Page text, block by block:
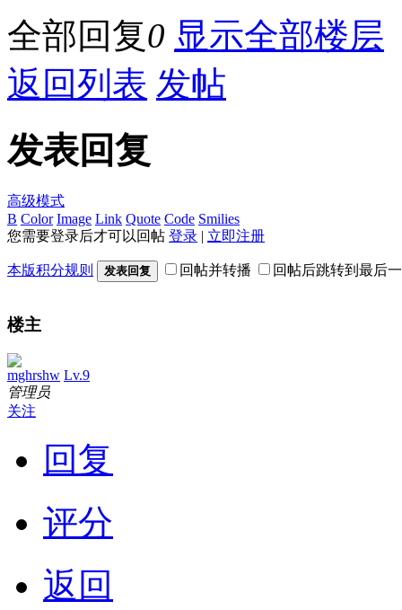
全部回复0 显示全部楼层
返回列表 发帖
发表回复
高级模式
B Color Image Link Quote Code Smilies
您需要登录后才可以回帖 登录 | 立即注册
本版积分规则 发表回复 回帖并转播 回帖后跳转到最后
楼主
mghrshw Lv.9
管理员
关注
回复
评分
返回